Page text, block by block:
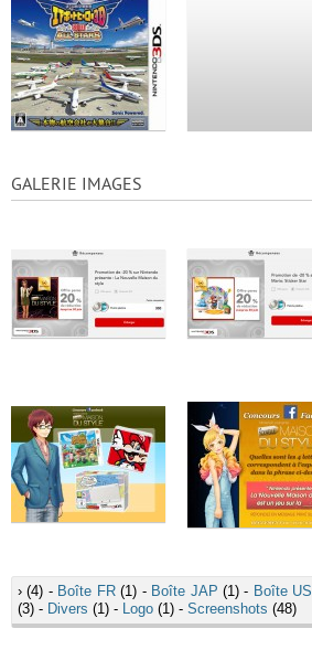
GALERIE IMAGES
›(4) - Boîte FR(1) - Boîte JAP (1) - Boîte US
(3) - Divers (1) - Logo (1) - Screenshots (48)